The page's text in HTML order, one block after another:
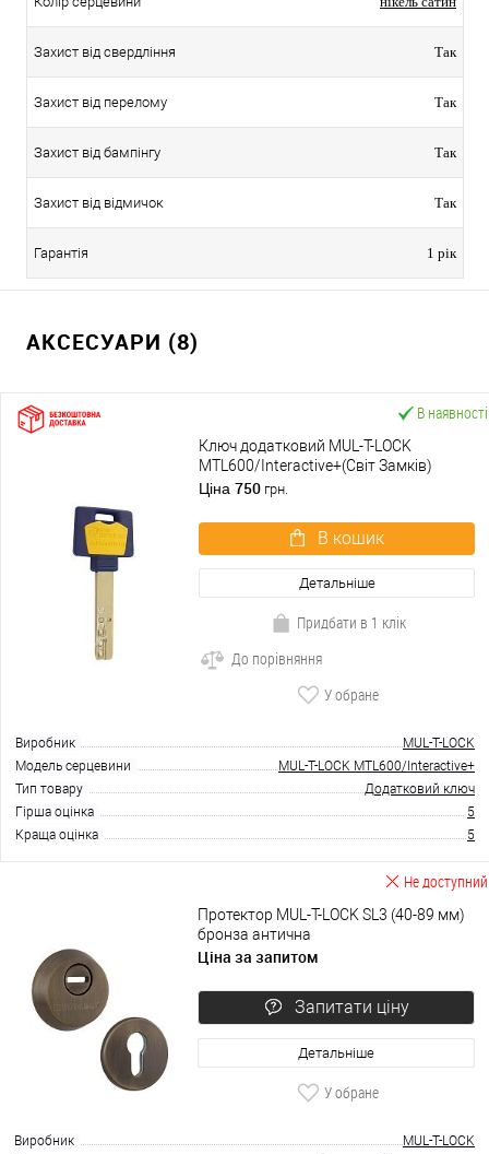
Захист від свердління Так
Захист від перелому Так
Захист від бампінгу Так
Захист від відмичок Так
Гарантія 1 рік
АКСЕСУАРИ (8)
В наявності
Ключ додатковий MUL-T-LOCK
MTL600/Interactive+(Світ Замків)
Ціна 750 грн.
В кошик
Детальніше
Придбати в 1 клік
До порівняння
У обране
Виробник
MUL-T-LOCK
Модель серцевини
MUL-T-LOCK MTL600/Interactive+
Тип товару
Додатковий ключ
Гірша оцінка
5
Краща оцінка
5
Не доступний
Протектор MUL-T-LOCK SL3 (40-89 мм)
бронза антична
Ціна за запитом
Запитати ціну
Детальніше
У обране
Виробник
MUL-T-LOCK